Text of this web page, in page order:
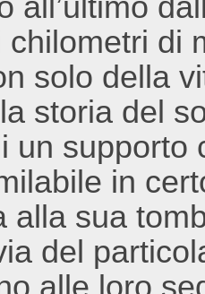
di
solo della
storia del
un supporto
in
alla sua
del
alle loro